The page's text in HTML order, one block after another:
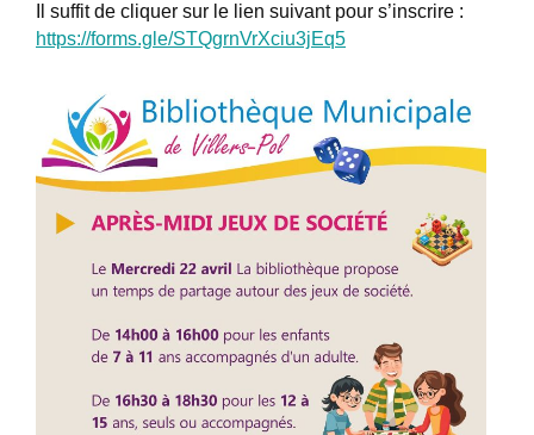
Il suffit de cliquer sur le lien suivant pour s’inscrire :
https://forms.gle/STQgrnVrXciu3jEq5